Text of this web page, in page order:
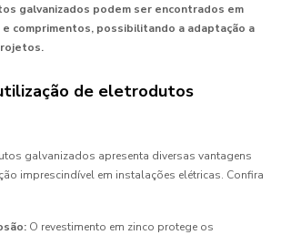
galvanizados podem ser encontrados em
comprimentos, possibilitando a adaptação a
de eletrodutos
galvanizados apresenta diversas vantagens
imprescindível em instalações elétricas. Confira
O revestimento em zinco protege os